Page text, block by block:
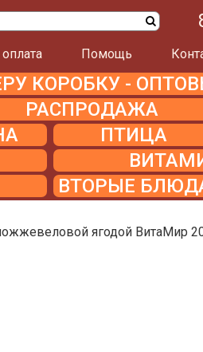
Помощь
КОРОБКУ -
РАСПРОДАЖА
ПТИЦА
ВТОРЫЕ
ягодой ВитаМир